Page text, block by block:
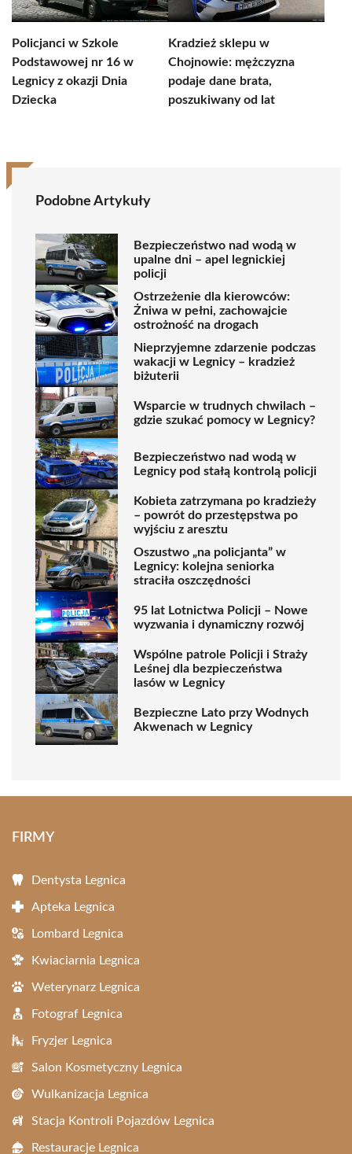
Policjanci w Szkole
Podstawowej nr 16 w
Legnicy z okazji Dnia
Dziecka
Kradzież sklepu w
Chojnowie: mężczyzna
podaje dane brata,
poszukiwany od lat
Podobne Artykuły
Bezpieczeństwo nad wodą w
upalne dni – apel legnickiej
policji
Ostrzeżenie dla kierowców:
Żniwa w pełni, zachowajcie
ostrożność na drogach
Nieprzyjemne zdarzenie podczas
wakacji w Legnicy – kradzież
biżuterii
Wsparcie w trudnych chwilach –
gdzie szukać pomocy w Legnicy?
Bezpieczeństwo nad wodą w
Legnicy pod stałą kontrolą policji
Kobieta zatrzymana po kradzieży
– powrót do przestępstwa po
wyjściu z aresztu
Oszustwo „na policjanta” w
Legnicy: kolejna seniorka
straciła oszczędności
95 lat Lotnictwa Policji – Nowe
wyzwania i dynamiczny rozwój
Wspólne patrole Policji i Straży
Leśnej dla bezpieczeństwa
lasów w Legnicy
Bezpieczne Lato przy Wodnych
Akwenach w Legnicy
FIRMY
Dentysta Legnica
Apteka Legnica
Lombard Legnica
Kwiaciarnia Legnica
Weterynarz Legnica
Fotograf Legnica
Fryzjer Legnica
Salon Kosmetyczny Legnica
Wulkanizacja Legnica
Stacja Kontroli Pojazdów Legnica
Restauracje Legnica